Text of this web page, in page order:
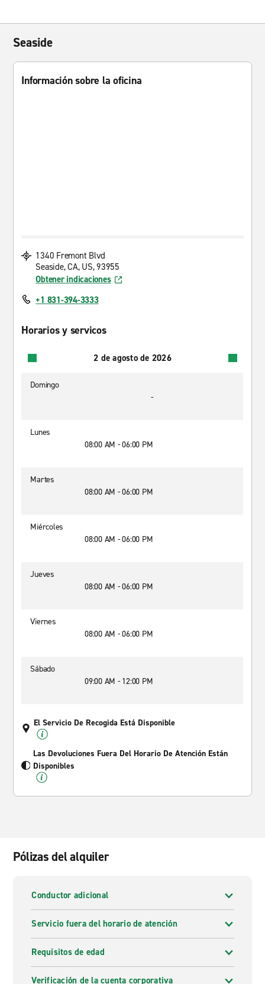
Seaside
Información sobre la oficina
1340 Fremont Blvd
Seaside, CA, US, 93955
Obtener indicaciones
+1 831-394-3333
Horarios y servicos
2 de agosto de 2026
Domingo
-
Lunes
08:00 AM - 06:00 PM
Martes
08:00 AM - 06:00 PM
Miércoles
08:00 AM - 06:00 PM
Jueves
08:00 AM - 06:00 PM
Viernes
08:00 AM - 06:00 PM
Sábado
09:00 AM - 12:00 PM
El Servicio De Recogida Está Disponible
Las Devoluciones Fuera Del Horario De Atención Están
Disponibles
Pólizas del alquiler
Conductor adicional
Servicio fuera del horario de atención
Requisitos de edad
Verificación de la cuenta corporativa